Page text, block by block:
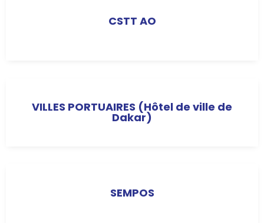
CSTT AO
VILLES PORTUAIRES (Hôtel de ville de
Dakar)
SEMPOS